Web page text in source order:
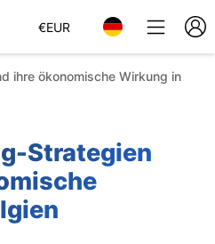
€EUR
ihre ökonomische Wirkung in
Strategien